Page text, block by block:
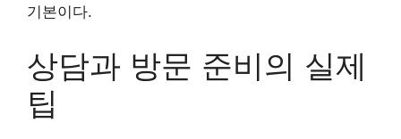
기본이다.
상담과 방문 준비의 실제
팁